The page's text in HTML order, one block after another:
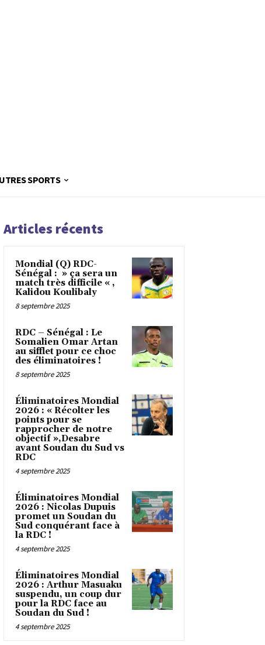
SPORTS
Articles récents
Mondial (Q) RDC-
Sénégal : » ça sera un
match très difficile « ,
Kalidou Koulibaly
8 septembre 2025
RDC – Sénégal : Le
Somalien Omar Artan
au sifflet pour ce choc
des éliminatoires !
8 septembre 2025
Éliminatoires Mondial
2026 : « Récolter les
points pour se
rapprocher de notre
objectif »,Desabre
avant Soudan du Sud vs
RDC
4 septembre 2025
Éliminatoires Mondial
2026 : Nicolas Dupuis
promet un Soudan du
Sud conquérant face à
la RDC !
4 septembre 2025
Éliminatoires Mondial
2026 : Arthur Masuaku
suspendu, un coup dur
pour la RDC face au
Soudan du Sud !
4 septembre 2025